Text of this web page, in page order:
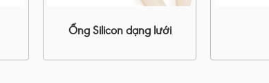
Ống Silicon dạng lưới